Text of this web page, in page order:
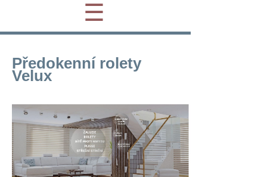
☰
Předokenní rolety
Velux